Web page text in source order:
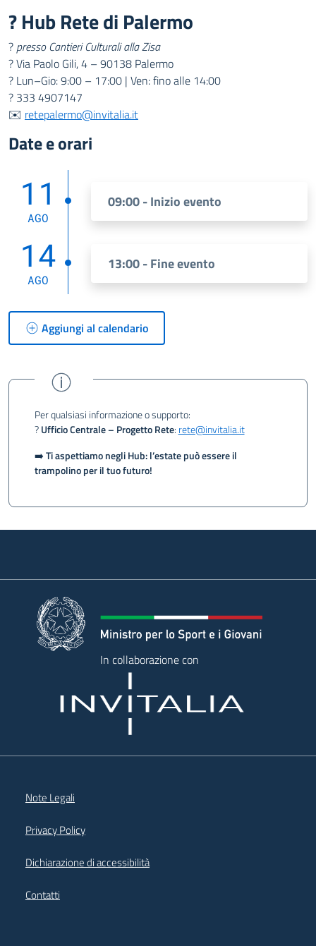
? Hub Rete di Palermo
? presso Cantieri Culturali alla Zisa
? Via Paolo Gili, 4 – 90138 Palermo
? Lun–Gio: 9:00 – 17:00 | Ven: fino alle 14:00
? 333 4907147
✉️ retepalermo@invitalia.it
Date e orari
11
AGO
09:00 - Inizio evento
14
AGO
13:00 - Fine evento
Aggiungi al calendario
Per qualsiasi informazione o supporto:
?Ufficio Centrale – Progetto Rete: rete@invitalia.it
➡️Ti aspettiamo negli Hub: l’estate può essere il
trampolino per il tuo futuro!
In collaborazione con
Note Legali
Privacy Policy
Dichiarazione di accessibilità
Contatti